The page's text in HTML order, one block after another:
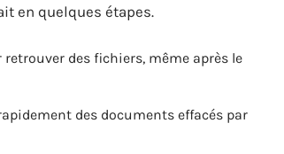
en quelques étapes.
des fichiers, même après le
des documents effacés par